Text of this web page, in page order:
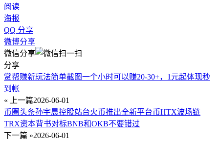
阅读
海报
QQ 分享
微博分享
微信分享
分享
赏帮赚新玩法简单截图一个小时可以赚20-30+，1元起体现秒
到帐
« 上一篇2026-06-01
币圈头条孙宇晨控股站台火币推出全新平台币HTX波场链
TRX资本背书对标BNB和OKB不要错过
下一篇 »2026-06-01